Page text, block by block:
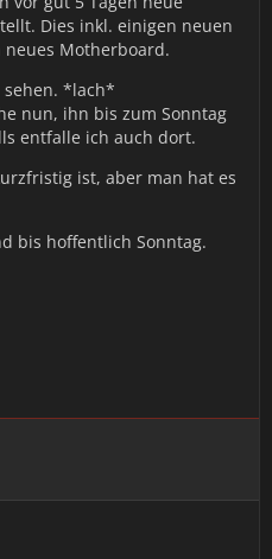
Dies inkl. einigen neuen
neues Motherboard.
sehen. *lach*
nun, ihn bis zum Sonntag
entfalle ich auch dort.
ist, aber man hat es
bis hoffentlich Sonntag.